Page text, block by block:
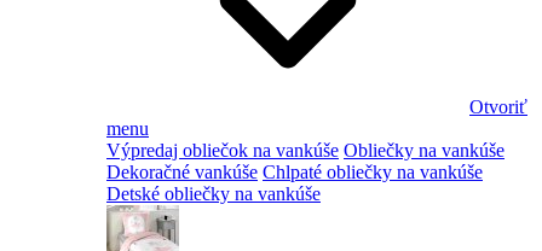
Otvoriť
menu
Výpredaj obliečok na vankúše Obliečky na vankúše
Dekoračné vankúše Chlpaté obliečky na vankúše
Detské obliečky na vankúše